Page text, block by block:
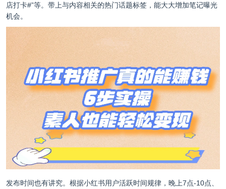
店打卡#”等。带上与内容相关的热门话题标签，能大大增加笔记曝光
机会。
发布时间也有讲究。根据小红书用户活跃时间规律，晚上7点-10点、